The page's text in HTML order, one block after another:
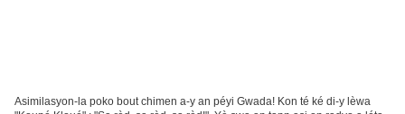
Asimilasyon-la poko bout chimen a-y an péyi Gwada! Kon té ké di-y lèwa